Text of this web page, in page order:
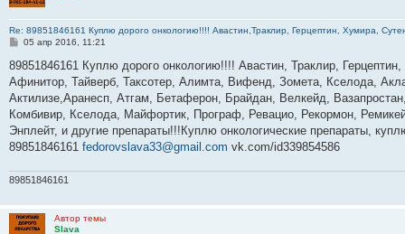
Re: 89851846161 Куплю дорого онкологию!!!! Авастин,Траклир, Герцептин, Хумира,
С
о
щ
е
и
е
05 апр 2016, 11:21
89851846161 Куплю дорого онкологию!!!! Авастин, Траклир,
Афинитор, Тайверб, Таксотер, Алимта, Вифенд, Зомета, Кселода,
Актилизе,Аранесп, Атгам, Бетаферон, Брайдан, Велкейд,
Комбивир, Кселода, Майфортик, Програф, Ревацио, Рекормон,
Энплейт, и другие препараты!!!Куплю онкологические препараты,
89851846161 fedorovslava33@gmail.com vk.com/id339854586
89851846161
Автор темы
Slava